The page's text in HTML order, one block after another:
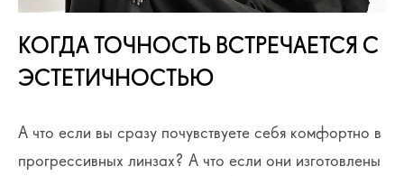
КОГДА ТОЧНОСТЬ ВСТРЕЧАЕТСЯ С
ЭСТЕТИЧНОСТЬЮ
А что если вы сразу почувствуете себя комфортно в
прогрессивных линзах? А что если они изготовлены